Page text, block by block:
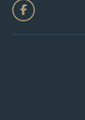
F
a
c